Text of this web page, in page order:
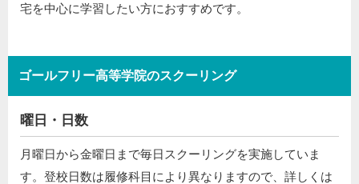
宅を中心に学習したい方におすすめです。
ゴールフリー高等学院のスクーリング
曜日・日数
月曜日から金曜日まで毎日スクーリングを実施していま
す。登校日数は履修科目により異なりますので、詳しくは